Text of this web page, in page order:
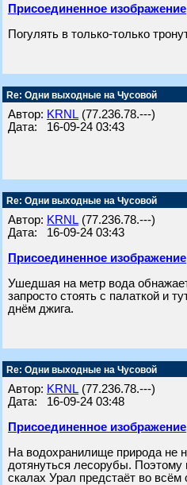
Присоединенное
Погулять в только-только
Re: Одни выходные на Чусовой
Автор: KRNL (77.236.78.---)
Дата: 16-09-24 03:43
Re: Одни выходные на Чусовой
Автор: KRNL (77.236.78.---)
Дата: 16-09-24 03:43
Присоединенное
Ушедшая на метр вода
запросто стоять с палаткой и
днём джига.
Re: Одни выходные на Чусовой
Автор: KRNL (77.236.78.---)
Дата: 16-09-24 03:48
Присоединенное
На водохранилище природа не
дотянуться лесорубы.
скалах Урал предстаёт во всём